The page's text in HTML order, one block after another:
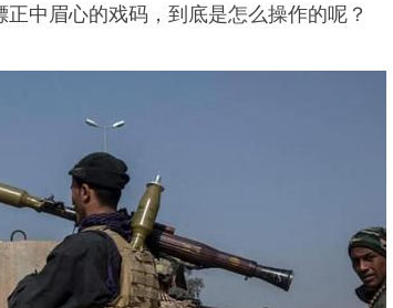
中眉心的戏码，到底是怎么操作的呢？